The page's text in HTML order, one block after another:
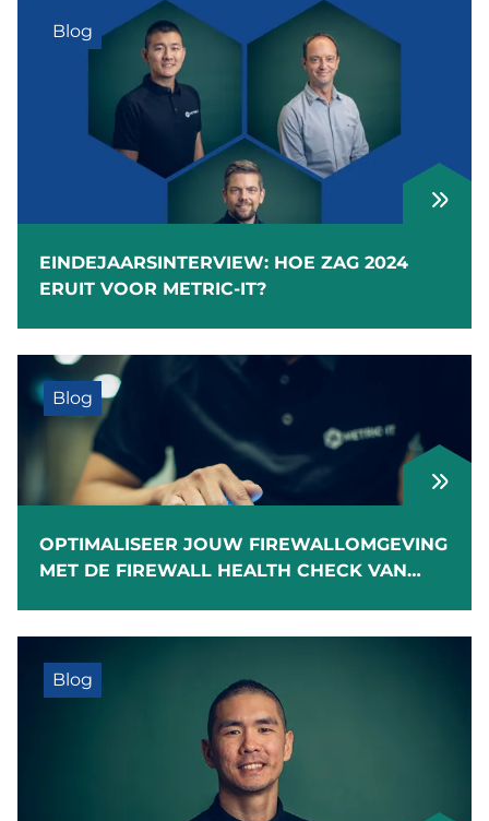
Blog
EINDEJAARSINTERVIEW: HOE ZAG 2024
ERUIT VOOR METRIC-IT?
Blog
OPTIMALISEER JOUW FIREWALLOMGEVING
MET DE FIREWALL HEALTH CHECK VAN
Blog